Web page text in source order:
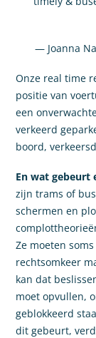
— Joanna
Onze real time
positie van
een
verkeerd
boord,
En wat gebeurt
zijn trams of
schermen en
Ze moeten
rechtsomkeer
kan dat
moet opvullen,
geblokkeerd
dit gebeurt,